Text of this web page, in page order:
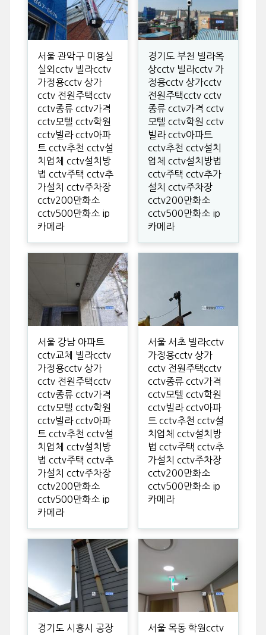
서울 관악구 미용실
실외cctv 빌라cctv
가정용cctv 상가
cctv 전원주택cctv
cctv종류 cctv가격
cctv모텔 cctv학원
cctv빌라 cctv아파
트 cctv추천 cctv설
치업체 cctv설치방
법 cctv주택 cctv추
가설치 cctv주차장
cctv200만화소
cctv500만화소 ip
카메라
경기도 부천 빌라옥
상cctv 빌라cctv 가
정용cctv 상가cctv
전원주택cctv cctv
종류 cctv가격 cctv
모텔 cctv학원 cctv
빌라 cctv아파트
cctv추천 cctv설치
업체 cctv설치방법
cctv주택 cctv추가
설치 cctv주차장
cctv200만화소
cctv500만화소 ip
카메라
서울 강남 아파트
cctv교체 빌라cctv
가정용cctv 상가
cctv 전원주택cctv
cctv종류 cctv가격
cctv모텔 cctv학원
cctv빌라 cctv아파
트 cctv추천 cctv설
치업체 cctv설치방
법 cctv주택 cctv추
가설치 cctv주차장
cctv200만화소
cctv500만화소 ip
카메라
서울 서초 빌라cctv
가정용cctv 상가
cctv 전원주택cctv
cctv종류 cctv가격
cctv모텔 cctv학원
cctv빌라 cctv아파
트 cctv추천 cctv설
치업체 cctv설치방
법 cctv주택 cctv추
가설치 cctv주차장
cctv200만화소
cctv500만화소 ip
카메라
경기도 시흥시 공장
서울 목동 학원cctv